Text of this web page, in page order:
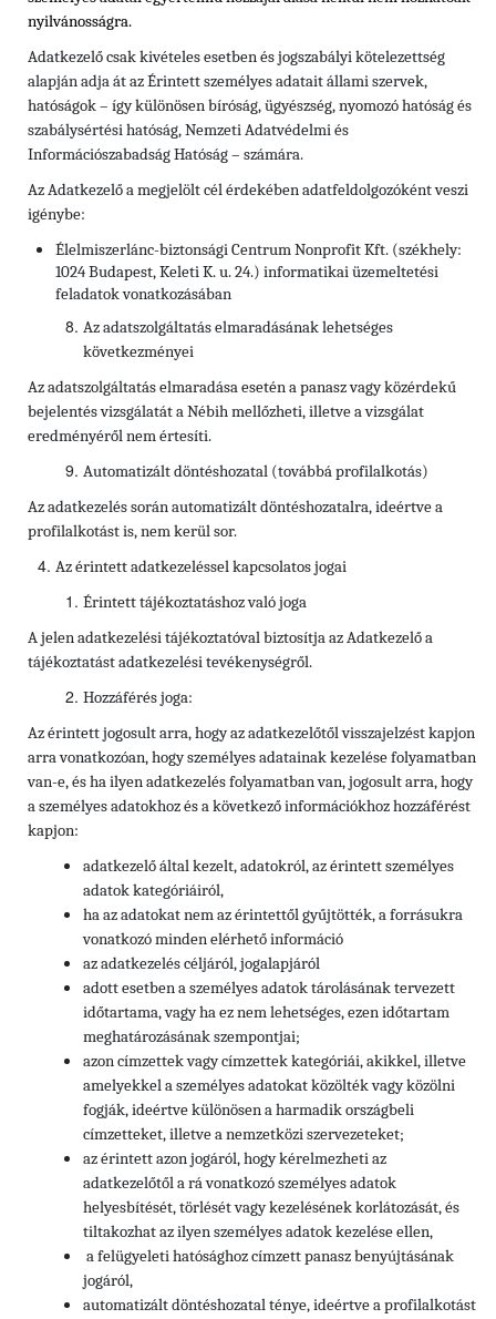
nyilvánosságra.
Adatkezelő csak kivételes esetben és jogszabályi kötelezettség
alapján adja át az Érintett személyes adatait állami szervek,
hatóságok – így különösen bíróság, ügyészség, nyomozó hatóság és
szabálysértési hatóság, Nemzeti Adatvédelmi és
Információszabadság Hatóság – számára.
Az Adatkezelő a megjelölt cél érdekében adatfeldolgozóként veszi
igénybe:
Élelmiszerlánc-biztonsági Centrum Nonprofit Kft. (székhely:
1024 Budapest, Keleti K. u. 24.) informatikai üzemeltetési
feladatok vonatkozásában
Az adatszolgáltatás elmaradásának lehetséges
következményei
Az adatszolgáltatás elmaradása esetén a panasz vagy közérdekű
bejelentés vizsgálatát a Nébih mellőzheti, illetve a vizsgálat
eredményéről nem értesíti.
Automatizált döntéshozatal (továbbá profilalkotás)
Az adatkezelés során automatizált döntéshozatalra, ideértve a
profilalkotást is, nem kerül sor.
Az érintett adatkezeléssel kapcsolatos jogai
Érintett tájékoztatáshoz való joga
A jelen adatkezelési tájékoztatóval biztosítja az Adatkezelő a
tájékoztatást adatkezelési tevékenységről.
Hozzáférés joga:
Az érintett jogosult arra, hogy az adatkezelőtől visszajelzést kapjon
arra vonatkozóan, hogy személyes adatainak kezelése folyamatban
van-e, és ha ilyen adatkezelés folyamatban van, jogosult arra, hogy
a személyes adatokhoz és a következő információkhoz hozzáférést
kapjon:
adatkezelő által kezelt, adatokról, az érintett személyes
adatok kategóriáiról,
ha az adatokat nem az érintettől gyűjtötték, a forrásukra
vonatkozó minden elérhető információ
az adatkezelés céljáról, jogalapjáról
adott esetben a személyes adatok tárolásának tervezett
időtartama, vagy ha ez nem lehetséges, ezen időtartam
meghatározásának szempontjai;
azon címzettek vagy címzettek kategóriái, akikkel, illetve
amelyekkel a személyes adatokat közölték vagy közölni
fogják, ideértve különösen a harmadik országbeli
címzetteket, illetve a nemzetközi szervezeteket;
az érintett azon jogáról, hogy kérelmezheti az
adatkezelőtől a rá vonatkozó személyes adatok
helyesbítését, törlését vagy kezelésének korlátozását, és
tiltakozhat az ilyen személyes adatok kezelése ellen,
a felügyeleti hatósághoz címzett panasz benyújtásának
jogáról,
automatizált döntéshozatal ténye, ideértve a profilalkotást